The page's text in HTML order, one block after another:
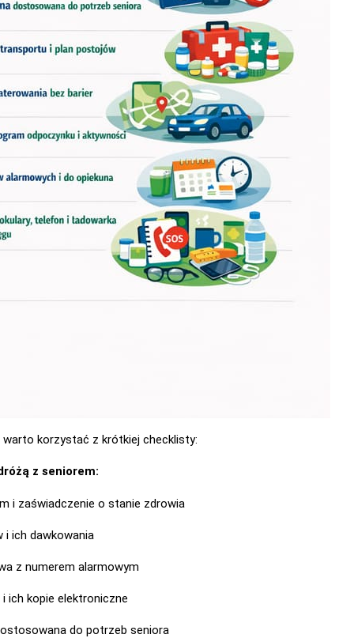
warto korzystać z krótkiej checklisty:
z seniorem:
i zaświadczenie o stanie zdrowia
i ich dawkowania
z numerem alarmowym
ich kopie elektroniczne
do potrzeb seniora